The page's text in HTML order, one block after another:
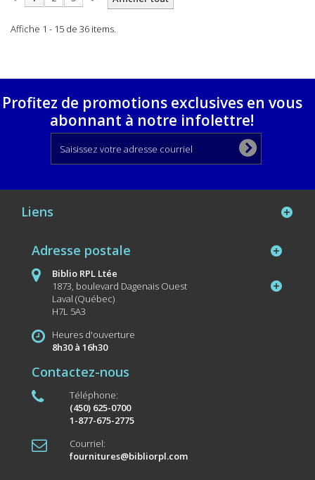
Affiche 1 - 15 de 36 items.
Profitez de promotions exclusives en vous
abonnant à notre infolettre!
Liens
Adresse postale
Biblio RPL Ltée
1873, boulevard Dagenais Ouest
Laval (Québec)
H7L 5A3
Heures d'ouverture
8h30 à 16h30
Contactez-nous
Téléphone:
(450) 625-0700
1-877-675-2775
Courriel:
fournitures@bibliorpl.com